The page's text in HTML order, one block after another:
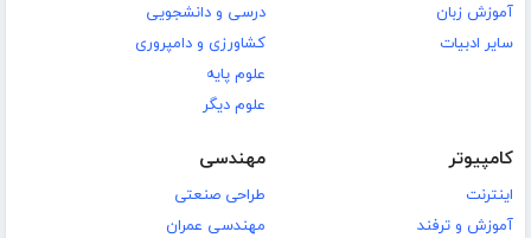
آموزش زبان
سایر ادبیات
درسی و دانشجویی
کشاورزی و دامپروری
علوم پایه
علوم دیگر
کامپیوتر
اینترنت
آموزش و ترفند
مهندسی
طراحی صنعتی
مهندسی عمران